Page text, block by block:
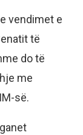
vendimet e
të
do të
me
së.